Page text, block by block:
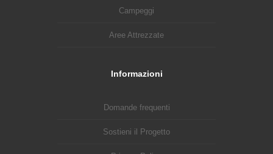
Campeggi
Aree Attrezzate
Informazioni
Domande frequenti
Sostieni il Progetto